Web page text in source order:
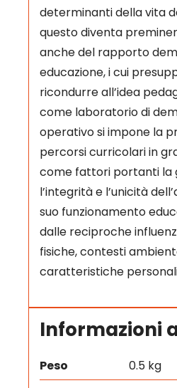
determinanti della vita
questo diventa
anche del rapporto
educazione, i cui
ricondurre all’idea
come laboratorio di
operativo si impone la
percorsi curricolari in
come fattori portanti la
l’integrità e l’unicità
suo funzionamento
dalle reciproche
fisiche, contesti
caratteristiche
Informazioni
Peso
0.5 kg